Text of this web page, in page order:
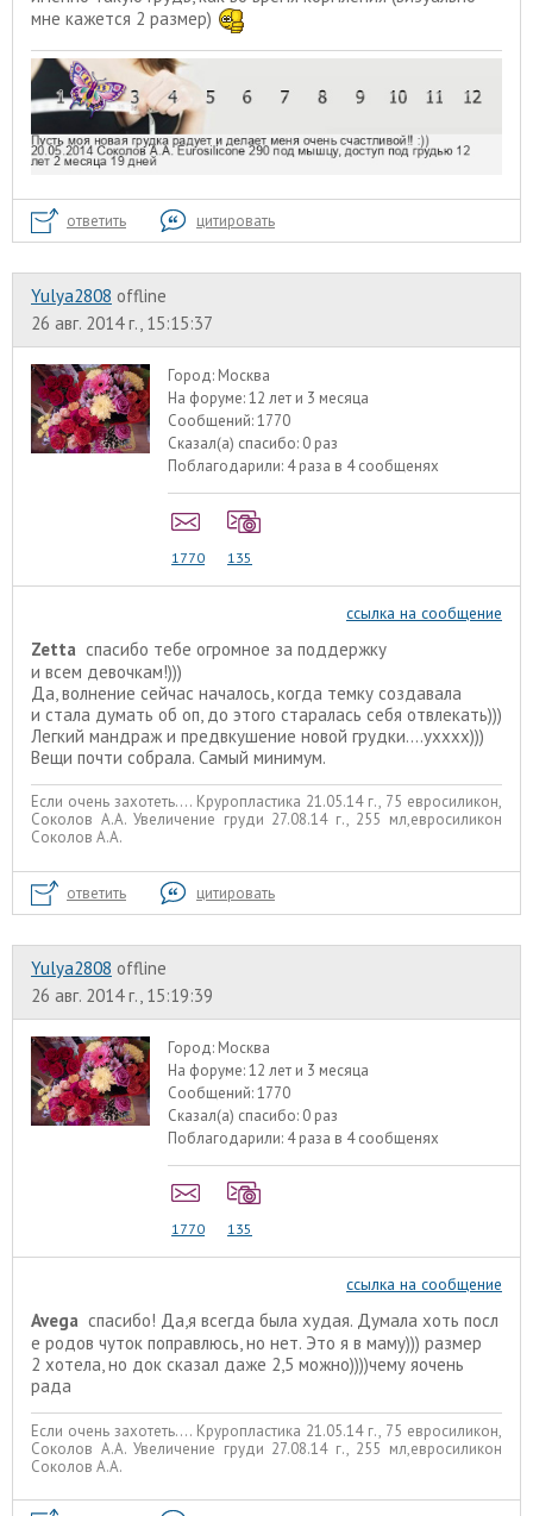
мне кажется 2 размер)
ответить цитировать
Yulya2808 offline
26 авг. 2014 г., 15:15:37
Город: Москва
На форуме:12 лет и 3 месяца
Сообщений:1770
Сказал(а) спасибо: 0 раз
Поблагодарили: 4 раза в 4 сообщенях
1770 135
ссылка на сообщение
Zetta спасибо тебе огромное за поддержку
и всем девочкам!)))
Да, волнение сейчас началось, когда темку создавала
и стала думать об оп, до этого старалась себя отвлекать)))
Легкий мандраж и предвкушение новой грудки....ухххх)))
Вещи почти собрала. Самый минимум.
Если очень захотеть.... Круропластика 21.05.14 г., 75 евросиликон,
Соколов А.А. Увеличение груди 27.08.14 г., 255 мл,евросиликон
Соколов А.А.
ответить цитировать
Yulya2808 offline
26 авг. 2014 г., 15:19:39
Город: Москва
На форуме:12 лет и 3 месяца
Сообщений:1770
Сказал(а) спасибо: 0 раз
Поблагодарили: 4 раза в 4 сообщенях
1770 135
ссылка на сообщение
Avega спасибо! Да,я всегда была худая. Думала хоть посл
е родов чуток поправлюсь, но нет. Это я в маму))) размер
2 хотела, но док сказал даже 2,5 можно))))чему яочень
рада
Если очень захотеть.... Круропластика 21.05.14 г., 75 евросиликон,
Соколов А.А. Увеличение груди 27.08.14 г., 255 мл,евросиликон
Соколов А.А.